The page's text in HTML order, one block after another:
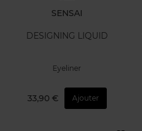
SENSAI
DESIGNING LIQUID
Eyeliner
33,90 € Ajouter